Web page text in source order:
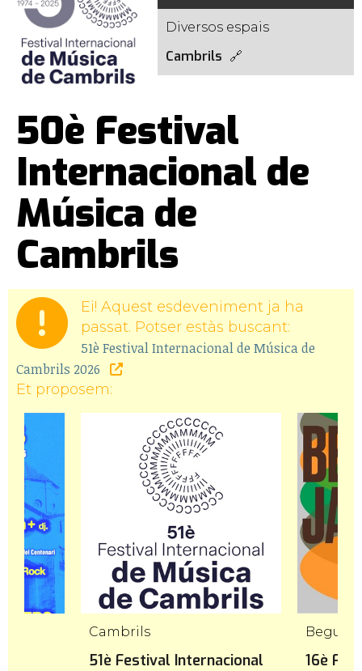
Diversos espais
Cambrils
50è Festival
Internacional de
Música de
Cambrils
Ei! Aquest esdeveniment ja ha
passat. Potser estàs buscant:
51è Festival Internacional de Música de
Cambrils 2026
Et proposem:
Cambrils
51è Festival Internacional
Begues
16è